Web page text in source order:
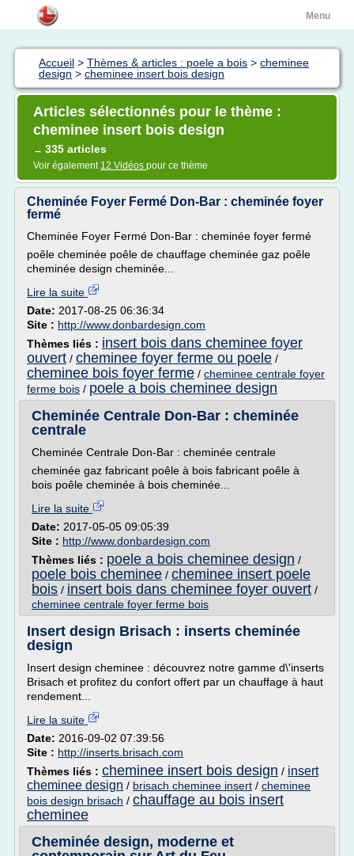
Menu
Accueil > Thèmes & articles : poele a bois > cheminee
design > cheminee insert bois design
Articles sélectionnés pour le thème :
cheminee insert bois design
→ 335 articles
Voir également 12 Vidéos pour ce thème
Cheminée Foyer Fermé Don-Bar : cheminée foyer
fermé
Cheminée Foyer Fermé Don-Bar : cheminée foyer fermé
poêle cheminée poêle de chauffage cheminée gaz poêle
cheminée design cheminée...
Lire la suite
Date: 2017-08-25 06:36:34
Site : http://www.donbardesign.com
Thèmes liés : insert bois dans cheminee foyer
ouvert / cheminee foyer ferme ou poele /
cheminee bois foyer ferme / cheminee centrale foyer
ferme bois / poele a bois cheminee design
Cheminée Centrale Don-Bar : cheminée
centrale
Cheminée Centrale Don-Bar : cheminée centrale
cheminée gaz fabricant poêle à bois fabricant poêle à
bois poêle cheminée à bois cheminée...
Lire la suite
Date: 2017-05-05 09:05:39
Site : http://www.donbardesign.com
Thèmes liés : poele a bois cheminee design /
poele bois cheminee / cheminee insert poele
bois / insert bois dans cheminee foyer ouvert /
cheminee centrale foyer ferme bois
Insert design Brisach : inserts cheminée
design
Insert design cheminee : découvrez notre gamme d\'inserts
Brisach et profitez du confort offert par un chauffage à haut
rendement...
Lire la suite
Date: 2016-09-02 07:39:56
Site : http://inserts.brisach.com
Thèmes liés : cheminee insert bois design / insert
cheminee design / brisach cheminee insert / cheminee
bois design brisach / chauffage au bois insert
cheminee
Cheminée design, moderne et